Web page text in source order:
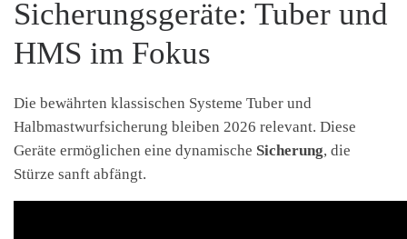
Sicherungsgeräte: Tuber und
HMS im Fokus
Die bewährten klassischen Systeme Tuber und
Halbmastwurfsicherung bleiben 2026 relevant. Diese
Geräte ermöglichen eine dynamische Sicherung, die
Stürze sanft abfängt.